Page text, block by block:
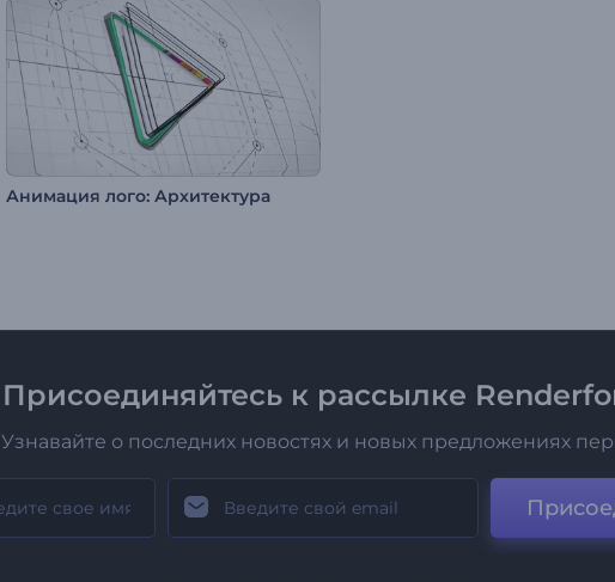
Анимация лого: Архитектура
Присоединяйтесь к рассылке
Узнавайте о последних новостях и новых предложениях